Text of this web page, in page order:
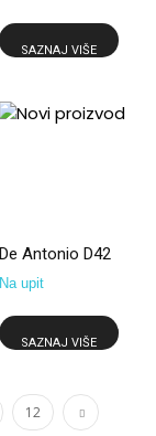
SAZNAJ VIŠE
De Antonio D42
Na upit
SAZNAJ VIŠE
12